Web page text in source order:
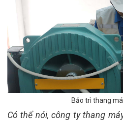
Bảo trì thang
Có thể nói, công ty thang